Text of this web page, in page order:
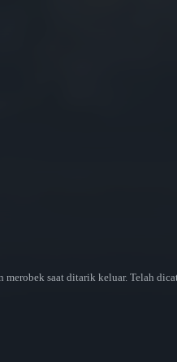
saat ditarik keluar. Telah